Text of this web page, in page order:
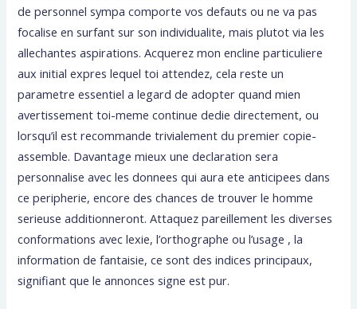
de personnel sympa comporte vos defauts ou ne va pas
focalise en surfant sur son individualite, mais plutot via les
allechantes aspirations. Acquerez mon encline particuliere
aux initial expres lequel toi attendez, cela reste un
parametre essentiel a legard de adopter quand mien
avertissement toi-meme continue dedie directement, ou
lorsqu’il est recommande trivialement du premier copie-
assemble. Davantage mieux une declaration sera
personnalise avec les donnees qui aura ete anticipees dans
ce peripherie, encore des chances de trouver le homme
serieuse additionneront. Attaquez pareillement les diverses
conformations avec lexie, l’orthographe ou l’usage , la
information de fantaisie, ce sont des indices principaux,
signifiant que le annonces signe est pur.